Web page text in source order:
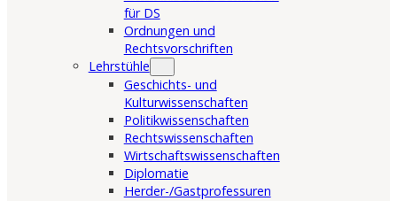
für DS
Ordnungen und
Rechtsvorschriften
Lehrstühle
Geschichts- und
Kulturwissenschaften
Politikwissenschaften
Rechtswissenschaften
Wirtschaftswissenschaften
Diplomatie
Herder-/Gastprofessuren